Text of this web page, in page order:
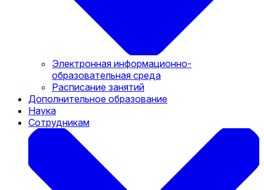
Электронная информационно-
образовательная среда
Расписание занятий
Дополнительное образование
Наука
Сотрудникам